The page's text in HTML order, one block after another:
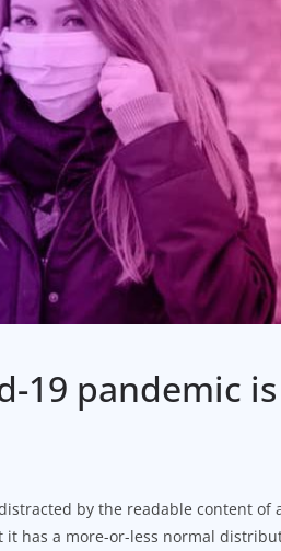
19 pandemic
by the readable content of
has a more-or-less normal